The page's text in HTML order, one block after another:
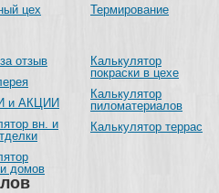
цех
Термирование
отзыв
и АКЦИИ
вн. и
домов
Калькулятор
покраски в цехе
Калькулятор
пиломатериалов
Калькулятор террас